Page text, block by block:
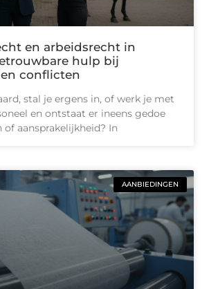
en arbeidsrecht in
hulp bij
conflicten
stal je ergens in, of werk je met
en ontstaat er ineens gedoe
of aansprakelijkheid? In
AANBIEDINGEN